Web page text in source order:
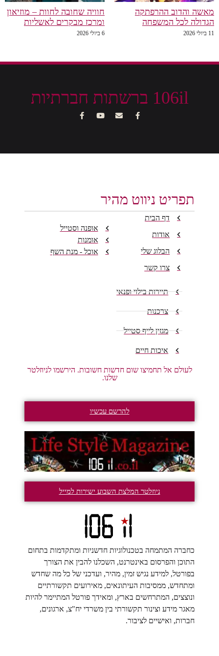
מאשה והדוב ההרפתקה
הגדולה לכל המשפחה
11 ביולי 2026
חוויה שחובה לחוות – מוזיאון
ומרכז מבקרים לאשליות
6 ביולי 2026
106il ברשתות חברתיות
תפריט ניווט מהיר
דף הבית
אודות
הבלוג שלי
צרו קשר
אופנה וסטייל
אומנות
אוכל - מנת השף
תיירות בילוי ופנאי
צרכנות
מגזין לייף סטייל
איכות חיים
לעולם אל תחמיצו שום חדשות חשובות. הירשמו לניוזלטר
שלנו.
להרשם עכשיו
ניוזלטר המלצת השבוע ישירות למייל
כחברה המתמחה בטכנולוגיות חדשניות ומתקדמות בתחום
התוכן והפרסום באינטרנט, השכלנו להבין את הצורך
בפורטל, למידע נגיש זמין, מהיר, ועדכני של כל מה שחדש
ומתחדש, ממסיבות העיתונאים, מאירועים תקשורתיים
ונוצצים, המתרחשים בארץ, ומאידך פורטל המתיימר להיות
מאגר מידע וצינור תקשורתי בין משרדי יח"צ, ארגונים,
חברות, ואישיים לציבור.